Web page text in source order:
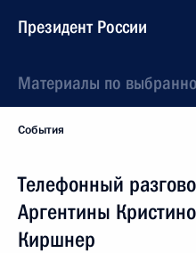
Президент России
Материалы по
События
Телефонный
Аргентины
Киршнер